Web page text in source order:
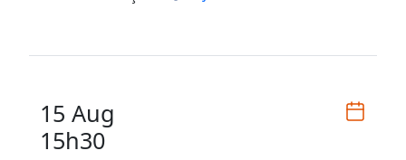
15 Aug
15h30